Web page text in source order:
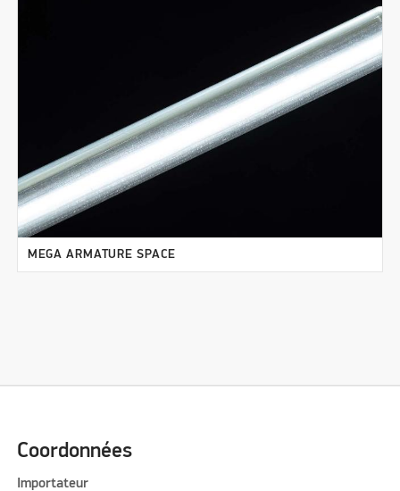
MEGA ARMATURE SPACE
Coordonnées
Importateur